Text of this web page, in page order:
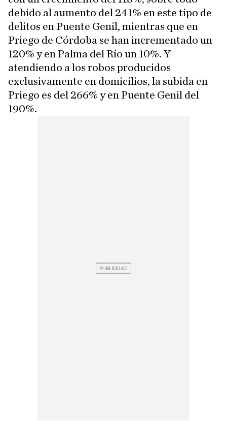
debido al aumento del 241% en este tipo de
delitos en Puente Genil, mientras que en
Priego de Córdoba se han incrementado un
120% y en Palma del Río un 10%. Y
atendiendo a los robos producidos
exclusivamente en domicilios, la subida en
Priego es del 266% y en Puente Genil del
190%.